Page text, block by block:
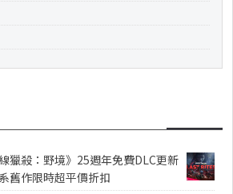
獵殺：野境》25週年免費DLC更新
舊作限時超平價折扣